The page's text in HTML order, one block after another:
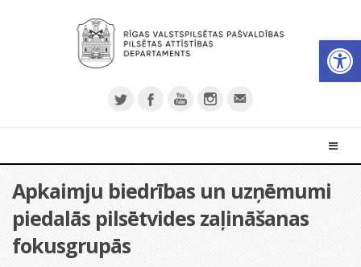
Apkaimju biedrības un uzņēmumi
piedalās pilsētvides zaļināšanas
fokusgrupās